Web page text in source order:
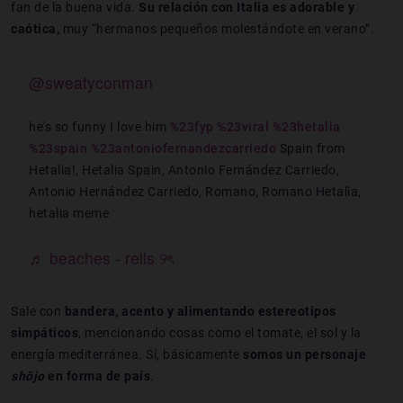
fan de la buena vida. Su relación con Italia es adorable y
caótica, muy “hermanos pequeños molestándote en verano”.
@sweatyconman
he's so funny I love him %23fyp %23viral
%23hetalia
%23spain %23antoniofernandezcarriedo Spain from
Hetalia!, Hetalia Spain, Antonio Fernández Carriedo,
Antonio Hernández Carriedo, Romano, Romano Hetalia,
hetalia meme
♬ beaches - rells ୨ৎ
Sale con bandera, acento y alimentando estereotipos
simpáticos , mencionando cosas como el tomate, el sol y la
energía mediterránea. Sí, básicamente somos un personaje
shōjo en forma de país